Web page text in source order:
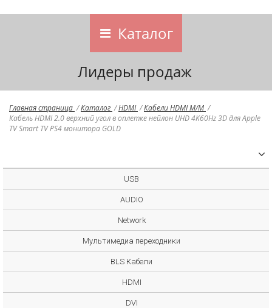
Каталог
Лидеры продаж
Главная страница /Каталог /HDMI /Кабели HDMI M/M /
Кабель HDMI 2.0 верхний угол в оплетке нейлон UHD 4K60Hz 3D для Apple
TV Smart TV PS4 монитора GOLD
USB
AUDIO
Network
Мультимедиа переходники
BLS Кабели
HDMI
DVI